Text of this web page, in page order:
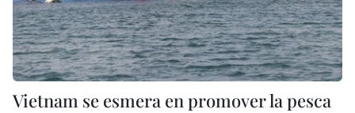
Vietnam se esmera en promover la pesca